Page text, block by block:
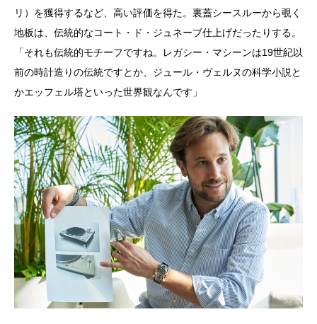
リ）を獲得するなど、高い評価を得た。裏蓋シースルーから覗く
地板は、伝統的なコート・ド・ジュネーブ仕上げだったりする。
「それも伝統的モチーフですね。レガシー・マシーンは19世紀以
前の時計造りの伝統ですとか、ジュール・ヴェルヌの科学小説と
かエッフェル塔といった世界観なんです」